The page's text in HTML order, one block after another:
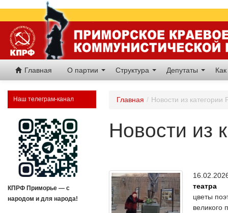
Главная О партии Структура Депутаты
Наш телеграм-канал
КПРФ Приморье — с
народом и для народа!
Главная / Новости из категории
Новости из
театра
цветы
великого